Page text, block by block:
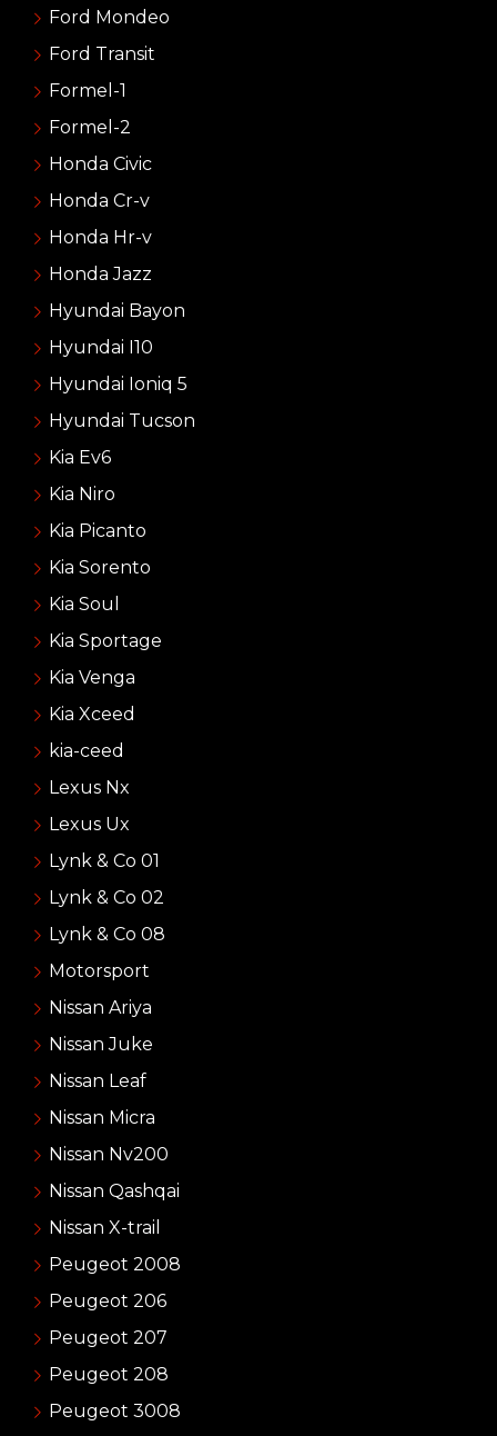
Ford Mondeo
Ford Transit
Formel-1
Formel-2
Honda Civic
Honda Cr-v
Honda Hr-v
Honda Jazz
Hyundai Bayon
Hyundai I10
Hyundai Ioniq 5
Hyundai Tucson
Kia Ev6
Kia Niro
Kia Picanto
Kia Sorento
Kia Soul
Kia Sportage
Kia Venga
Kia Xceed
kia-ceed
Lexus Nx
Lexus Ux
Lynk & Co 01
Lynk & Co 02
Lynk & Co 08
Motorsport
Nissan Ariya
Nissan Juke
Nissan Leaf
Nissan Micra
Nissan Nv200
Nissan Qashqai
Nissan X-trail
Peugeot 2008
Peugeot 206
Peugeot 207
Peugeot 208
Peugeot 3008